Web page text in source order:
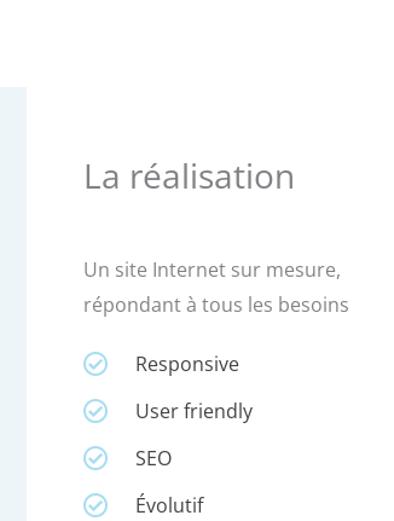
La réalisation
Un site Internet sur mesure,
répondant à tous les besoins
Responsive
User friendly
SEO
Évolutif